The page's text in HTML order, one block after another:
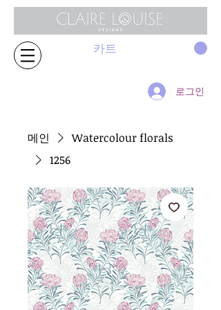
카트
로그인
메인
Watercolour florals
1256